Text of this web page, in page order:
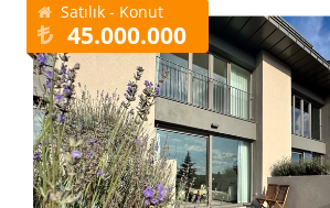
Satılık - Konut
45.000.000